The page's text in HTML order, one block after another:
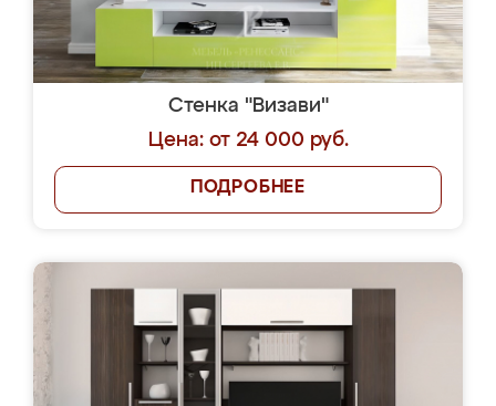
Стенка "Визави"
Цена: от 24 000 руб.
ПОДРОБНЕЕ